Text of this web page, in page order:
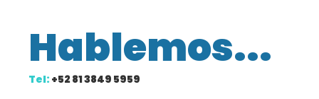
Hablemos...
Tel: +52 81 3849 5959